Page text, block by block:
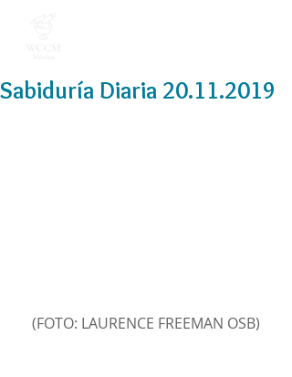
Sabiduría Diaria 20.11.2019
(FOTO: LAURENCE FREEMAN OSB)